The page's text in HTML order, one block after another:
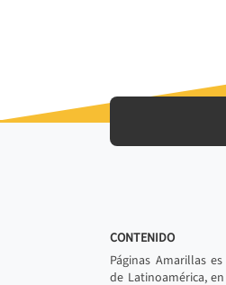
CONTENIDO
Páginas Amarillas
de Latinoamérica,